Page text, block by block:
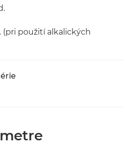
(pri použití alkalických